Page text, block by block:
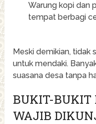
Warung kopi dan
tempat berbagi
Meski demikian, tidak
untuk mendaki.
suasana desa tanpa
BUKIT-BUKIT
WAJIB